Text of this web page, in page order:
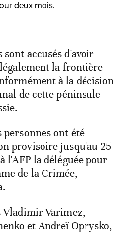
deux mois.
sont accusés d'avoir
la frontière
à la décision
de cette péninsule
ont été
provisoire jusqu'au 25
l'AFP la déléguée pour
de la Crimée,
Vladimir Varimez,
et Andreï Oprysko,